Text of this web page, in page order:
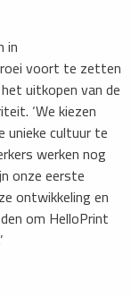
in
voort te zetten
uitkopen van de
‘We kiezen
unieke cultuur te
werken nog
onze eerste
ontwikkeling en
om HelloPrint